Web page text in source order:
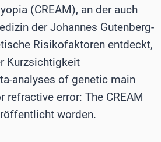
(CREAM), an der auch
der Johannes Gutenberg-
Risikofaktoren entdeckt,
Kurzsichtigkeit
analyses of genetic main
error: The CREAM
worden.